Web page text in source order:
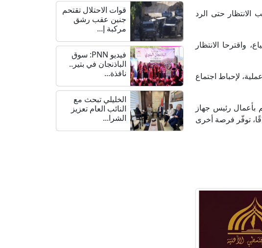
حتى الرد
واقترحا الانتظار
لإحباط اجتماع
بأعمال رئيس جهاز
توفّر فرصة أخرى
قوات الاحتلال تقتحم
جنين عقب رشق
مركبة إ...
فيديو PNN: سوق
الباذنجان في بتير..
نافذة...
الخليلي تبحث مع
النائب العام تعزيز
الشرا...